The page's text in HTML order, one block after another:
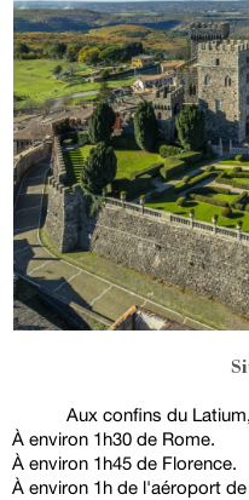
Aux confins du
À environ 1h30 de Rome.
À environ 1h45 de Florence.
À environ 1h de l'aéroport